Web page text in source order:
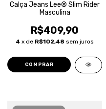
Calça Jeans Lee® Slim Rider
Masculina
R$409,90
4 x de R$102,48 sem juros
COMPRAR